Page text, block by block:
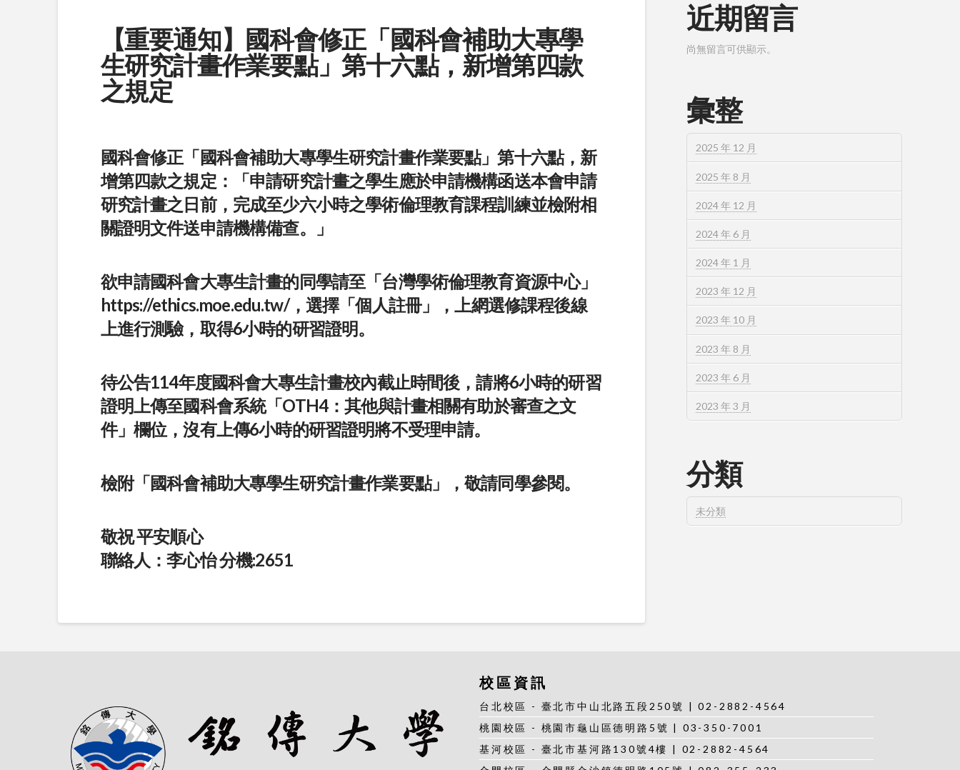
【重要通知】國科會修正「國科會補助大專學
生研究計畫作業要點」第十六點，新增第四款
之規定
國科會修正「國科會補助大專學生研究計畫作業要點」第十六點，新
增第四款之規定：「申請研究計畫之學生應於申請機構函送本會申請
研究計畫之日前，完成至少六小時之學術倫理教育課程訓練並檢附相
關證明文件送申請機構備查。」
欲申請國科會大專生計畫的同學請至「台灣學術倫理教育資源中心」
https://ethics.moe.edu.tw/，選擇「個人註冊」，上網選修課程後線
上進行測驗，取得6小時的研習證明。
待公告114年度國科會大專生計畫校內截止時間後，請將6小時的研習
證明上傳至國科會系統「OTH4：其他與計畫相關有助於審查之文
件」欄位，沒有上傳6小時的研習證明將不受理申請。
檢附「國科會補助大專學生研究計畫作業要點」，敬請同學參閱。
敬祝 平安順心
聯絡人：李心怡 分機:2651
近期留言
尚無留言可供顯示。
彙整
2025 年 12 月
2025 年 8 月
2024 年 12 月
2024 年 6 月
2024 年 1 月
2023 年 12 月
2023 年 10 月
2023 年 8 月
2023 年 6 月
2023 年 3 月
分類
未分類
校區資訊
台北校區 - 臺北市中山北路五段250號 | 02-2882-4564
桃園校區 - 桃園市龜山區德明路5號 | 03-350-7001
基河校區 - 臺北市基河路130號4樓 | 02-2882-4564